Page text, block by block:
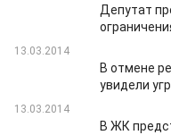
Депутат
13.03.2014
В отмене
увидели
13.03.2014
В ЖК